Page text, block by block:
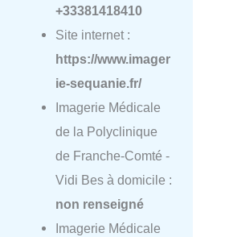
+33381418410
Site internet :
https://www.imager
ie-sequanie.fr/
Imagerie Médicale
de la Polyclinique
de Franche-Comté -
Vidi Bes à domicile :
non renseigné
Imagerie Médicale